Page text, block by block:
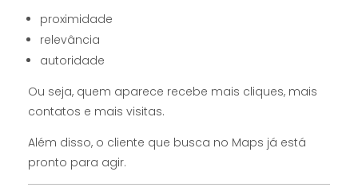
proximidade
relevância
autoridade
Ou seja, quem aparece recebe mais cliques, mais
contatos e mais visitas.
Além disso, o cliente que busca no Maps já está
pronto para agir.